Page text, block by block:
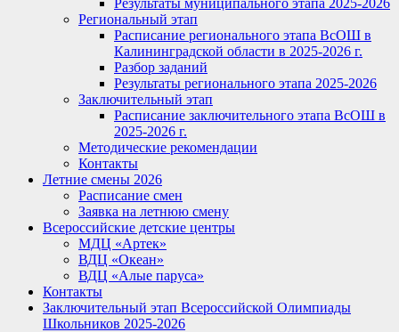
Результаты муниципального этапа 2025-2026
Региональный этап
Расписание регионального этапа ВсОШ в
Калининградской области в 2025-2026 г.
Разбор заданий
Результаты регионального этапа 2025-2026
Заключительный этап
Расписание заключительного этапа ВсОШ в
2025-2026 г.
Методические рекомендации
Контакты
Летние смены 2026
Расписание смен
Заявка на летнюю смену
Всероссийские детские центры
МДЦ «Артек»
ВДЦ «Океан»
ВДЦ «Алые паруса»
Контакты
Заключительный этап Всероссийской Олимпиады
Школьников 2025-2026